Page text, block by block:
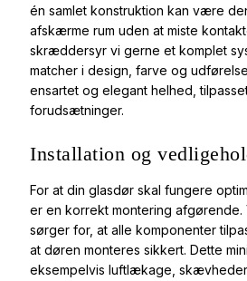
én samlet konstruktion kan være
afskærme rum uden at miste
skræddersyr vi gerne et komplet
matcher i design, farve og
ensartet og elegant helhed,
forudsætninger.
Installation og
For at din glasdør skal fungere
er en korrekt montering
sørger for, at alle komponenter
at døren monteres sikkert. Dette
eksempelvis luftlækage,